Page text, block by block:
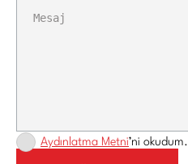
Aydınlatma Metni’ni okudum.